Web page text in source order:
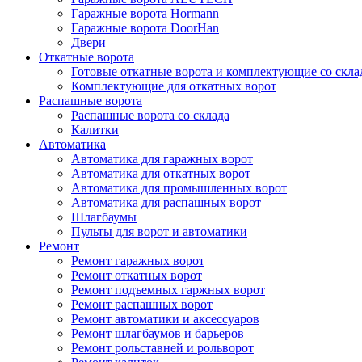
Гаражные ворота Hormann
Гаражные ворота DoorHan
Двери
Откатные ворота
Готовые откатные ворота и комплектующие со
Комплектующие для откатных ворот
Распашные ворота
Распашные ворота со склада
Калитки
Автоматика
Автоматика для гаражных ворот
Автоматика для откатных ворот
Автоматика для промышленных ворот
Автоматика для распашных ворот
Шлагбаумы
Пульты для ворот и автоматики
Ремонт
Ремонт гаражных ворот
Ремонт откатных ворот
Ремонт подъемных гаржных ворот
Ремонт распашных ворот
Ремонт автоматики и аксессуаров
Ремонт шлагбаумов и барьеров
Ремонт рольставней и рольворот